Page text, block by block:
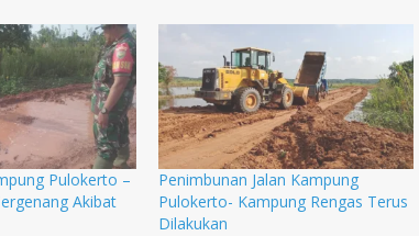
Pulokerto –
Akibat
Penimbunan Jalan Kampung
Pulokerto- Kampung Rengas Terus
Dilakukan